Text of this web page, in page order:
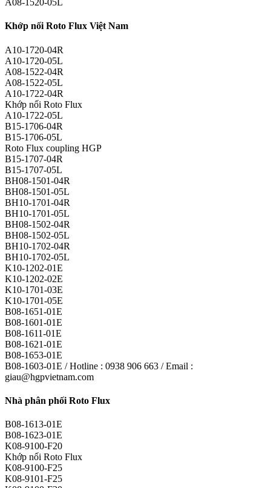
A08-1520-05L
Khớp nối Roto Flux Việt Nam
A10-1720-04R
A10-1720-05L
A08-1522-04R
A08-1522-05L
A10-1722-04R
Khớp nối Roto Flux
A10-1722-05L
B15-1706-04R
B15-1706-05L
Roto Flux coupling HGP
B15-1707-04R
B15-1707-05L
BH08-1501-04R
BH08-1501-05L
BH10-1701-04R
BH10-1701-05L
BH08-1502-04R
BH08-1502-05L
BH10-1702-04R
BH10-1702-05L
K10-1202-01E
K10-1202-02E
K10-1701-03E
K10-1701-05E
B08-1651-01E
B08-1601-01E
B08-1611-01E
B08-1621-01E
B08-1653-01E
B08-1603-01E / Hotline : 0938 906 663 / Email :
giau@hgpvietnam.com
Nhà phân phối Roto Flux
B08-1613-01E
B08-1623-01E
K08-9100-F20
Khớp nối Roto Flux
K08-9100-F25
K08-9101-F25